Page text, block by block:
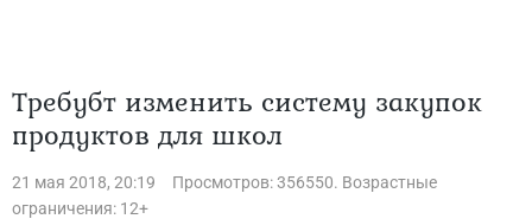
Требубт изменить систему закупок
продуктов для школ
21 мая 2018, 20:19
Просмотров: 356550. Возрастные
ограничения: 12+